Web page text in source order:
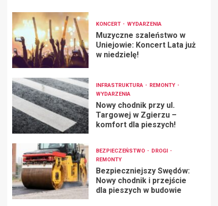
KONCERT WYDARZENIA
Muzyczne szaleństwo w
Uniejowie: Koncert Lata już
w niedzielę!
INFRASTRUKTURA
REMONTY
WYDARZENIA
Nowy chodnik przy ul.
Targowej w Zgierzu –
komfort dla pieszych!
BEZPIECZEŃSTWO
DROGI
REMONTY
Bezpieczniejszy Swędów:
Nowy chodnik i przejście
dla pieszych w budowie